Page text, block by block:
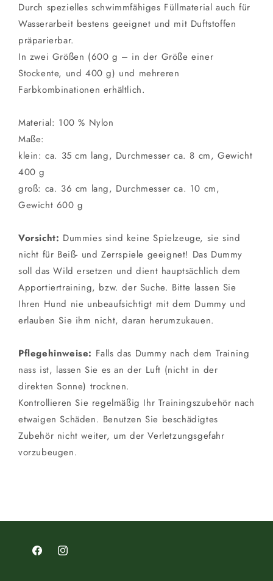
Durch spezielles schwimmfähiges Füllmaterial auch für
Wasserarbeit bestens geeignet und mit Duftstoffen
präparierbar.
In zwei Größen (600 g – in der Größe einer
Stockente, und 400 g) und mehreren
Farbkombinationen erhältlich.
Material: 100 % Nylon
Maße:
klein: ca. 35 cm lang, Durchmesser ca. 8 cm, Gewicht
400 g
groß: ca. 36 cm lang, Durchmesser ca. 10 cm,
Gewicht 600 g
Vorsicht: Dummies sind keine Spielzeuge, sie sind
nicht für Beiß- und Zerrspiele geeignet! Das Dummy
soll das Wild ersetzen und dient hauptsächlich dem
Apportiertraining, bzw. der Suche. Bitte lassen Sie
Ihren Hund nie unbeaufsichtigt mit dem Dummy und
erlauben Sie ihm nicht, daran herumzukauen.
Pflegehinweise: Falls das Dummy nach dem Training
nass ist, lassen Sie es an der Luft (nicht in der
direkten Sonne) trocknen.
Kontrollieren Sie regelmäßig Ihr Trainingszubehör nach
etwaigen Schäden. Benutzen Sie beschädigtes
Zubehör nicht weiter, um der Verletzungsgefahr
vorzubeugen.
FacebookInstagram